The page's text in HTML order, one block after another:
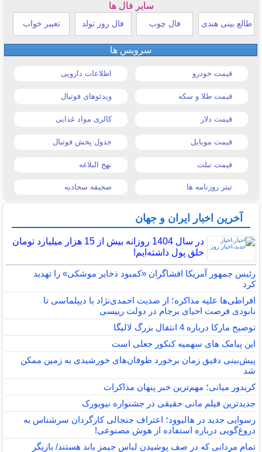
سایر فال ها
طالع بینی هندی فال چوب فال روز تولد تعبیر خواب
سرویس ها
قیمت خودرو اطلاعات دارویی
قیمت طلا و سکه ویدئوهای فوتبال
قیمت دلار کالری مواد غذایی
قیمت موبایل جدول پخش فوتبال
قیمت تبلت نهج البلاغه
تیتر روزنامه ها صحیفه سجادیه
آخرین اخبار ایران و جهان
در سال 1404 روزانه بیش از 15 هزار میلیارد تومان
خلق پول داشته‌ایم!
رئیس جمهور آمریکا افشاگران «کمبود ذخایر موشکی» را تهدید
کرد
افراطی‌ها علیه مذاکره؛ از ضدیت احمدی‌نژاد با دیپلماسی تا
نابودی فرصت احیای برجام در دولت رییسی
توضیح مارکا درباره 4 انتقال بزرگ لالیگا
این پیامک های سهمیه کنکور جعلی است
پیش‌بینی دقیق زمان برخورد طوفان‌های خورشیدی به زمین ممکن
شد
کریدور میانی؛ مهم‌ترین خبر پنهان مذاکرات
جدیدترین فیلم مانی حقیقی در جشنواره نیویورک
رسوایی جدید در هالیوود؛ اعتراف جنجالی کارگردان سرشناس به
دروغ‌گویی درباره استفاده از هوش مصنوعی!
تمام مردانی که در صف پوشیدن لباس جیمز باند هستند/ بازیگر